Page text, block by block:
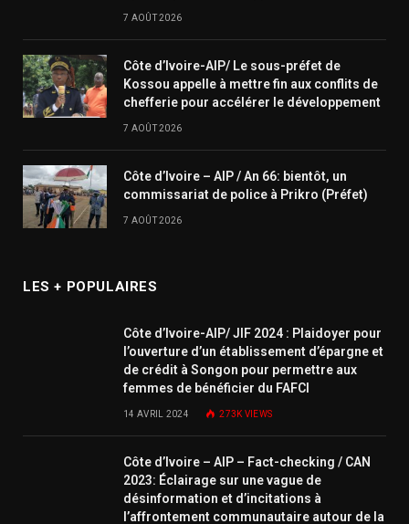
7 AOÛT 2026
Côte d’Ivoire-AIP/ Le sous-préfet de
Kossou appelle à mettre fin aux conflits de
chefferie pour accélérer le développement
7 AOÛT 2026
Côte d’Ivoire – AIP / An 66: bientôt, un
commissariat de police à Prikro (Préfet)
7 AOÛT 2026
LES + POPULAIRES
Côte d’Ivoire-AIP/ JIF 2024 : Plaidoyer pour
l’ouverture d’un établissement d’épargne et
de crédit à Songon pour permettre aux
femmes de bénéficier du FAFCI
14 AVRIL 2024 273K VIEWS
Côte d’Ivoire – AIP – Fact-checking / CAN
2023: Éclairage sur une vague de
désinformation et d’incitations à
l’affrontement communautaire autour de la